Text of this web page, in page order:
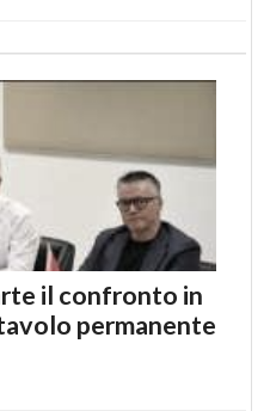
il confronto in
permanente